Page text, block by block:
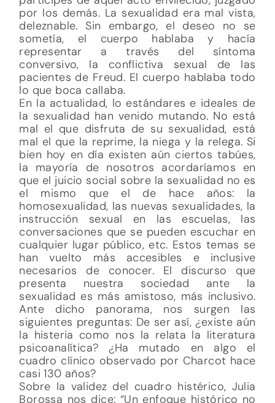
por los demás. La sexualidad era mal vista,
deleznable. Sin embargo, el deseo no se
sometía, el cuerpo hablaba y hacía
representar a través del síntoma
conversivo, la conflictiva sexual de las
pacientes de Freud. El cuerpo hablaba todo
lo que boca callaba.
En la actualidad, lo estándares e ideales de
la sexualidad han venido mutando. No está
mal el que disfruta de su sexualidad, está
mal el que la reprime, la niega y la relega. Si
bien hoy en día existen aún ciertos tabúes,
la mayoría de nosotros acordaríamos en
que el juicio social sobre la sexualidad no es
el mismo que el de hace años: la
homosexualidad, las nuevas sexualidades, la
instrucción sexual en las escuelas, las
conversaciones que se pueden escuchar en
cualquier lugar público, etc. Estos temas se
han vuelto más accesibles e inclusive
necesarios de conocer. El discurso que
presenta nuestra sociedad ante la
sexualidad es más amistoso, más inclusivo.
Ante dicho panorama, nos surgen las
siguientes preguntas: De ser así, ¿existe aún
la histeria como nos la relata la literatura
psicoanalítica? ¿Ha mutado en algo el
cuadro clínico observado por Charcot hace
casi 130 años?
Sobre la validez del cuadro histérico, Julia
Borossa nos dice: “Un enfoque histórico no